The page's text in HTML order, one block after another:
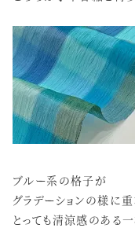
ブルー系の格子が
グラデーションの様に
とっても清涼感のある一